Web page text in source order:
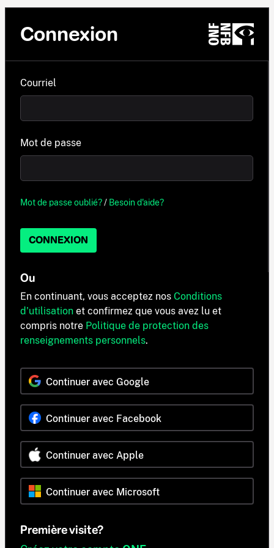
Connexion
Courriel
Mot de passe
Mot de passe oublié?/ Besoin d'aide?
CONNEXION
Ou
En continuant, vous acceptez nos Conditions
d'utilisation et confirmez que vous avez lu et
compris notre Politique de protection des
renseignements personnels.
Continuer avec Google
Continuer avec Facebook
Continuer avec Apple
Continuer avec Microsoft
Première visite?